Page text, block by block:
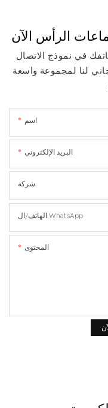
الرأس الآن
في نموذج الاتصال
لنا لمجموعة واسعة
اسم
البريد الإلكتروني
شركة
الهاتف/ال WhatsApp
المحتوى